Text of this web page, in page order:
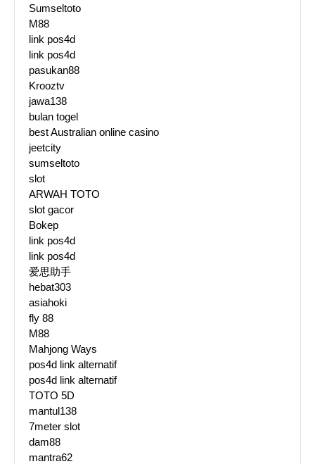
Sumseltoto
M88
link pos4d
link pos4d
pasukan88
Krooztv
jawa138
bulan togel
best Australian online casino
jeetcity
sumseltoto
slot
ARWAH TOTO
slot gacor
Bokep
link pos4d
link pos4d
爱思助手
hebat303
asiahoki
fly 88
M88
Mahjong Ways
pos4d link alternatif
pos4d link alternatif
TOTO 5D
mantul138
7meter slot
dam88
mantra62